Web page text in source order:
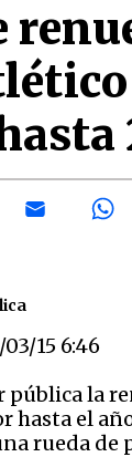
15 6:46
pública la
hasta el
rueda de